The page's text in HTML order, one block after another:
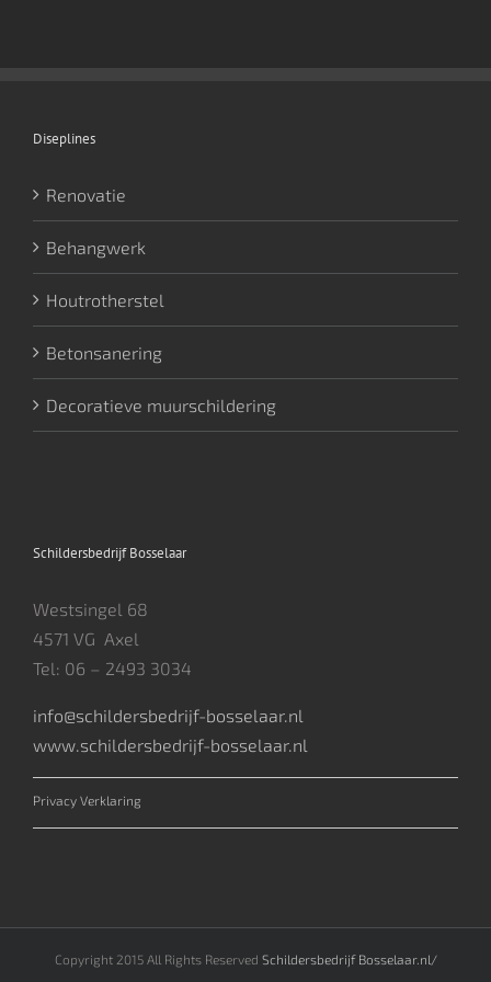
Diseplines
Renovatie
Behangwerk
Houtrotherstel
Betonsanering
Decoratieve muurschildering
Schildersbedrijf Bosselaar
Westsingel 68
4571 VG Axel
Tel: 06 – 2493 3034
info@schildersbedrijf-bosselaar.nl
www.schildersbedrijf-bosselaar.nl
Privacy Verklaring
Copyright 2015 All Rights Reserved Schildersbedrijf Bosselaar.nl/